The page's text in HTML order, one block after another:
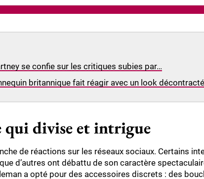
se confie sur les critiques subies par…
britannique fait réagir avec un look décontracté
qui divise et intrigue
de réactions sur les réseaux sociaux. Certains
d’autres ont débattu de son caractère
a opté pour des accessoires discrets : des